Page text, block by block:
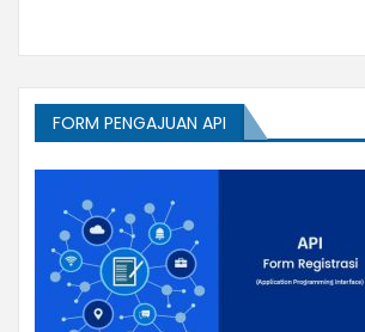
FORM PENGAJUAN API